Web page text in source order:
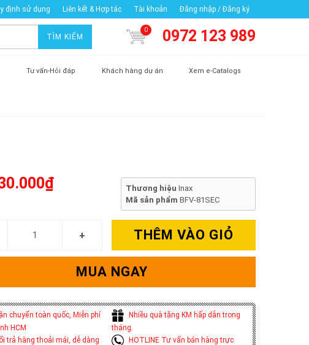
định sử dụng Liên kết & Hợp tác Tài khoản Đăng nhập / Đăng ký
TÌM KIẾM
0 0972 123 989
Tư vấn-Hỏi đáp Khách hàng dự án Xem e-Catalogs
Thương hiệu Inax
Mã sản phẩm BFV-81SEC
THÊM VÀO GIỎ
MUA NGAY
chuyển toàn quốc, Miễn phí
HCM
Nhiều quà tặng KM hấp dẫn trong
tháng.
trả hàng thoải mái, dễ dàng
HOTLINE Tư vấn bán hàng trực